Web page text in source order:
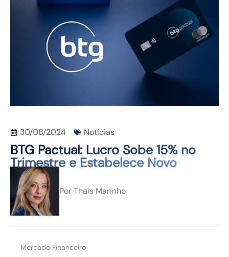
30/08/2024 Notícias
BTG Pactual: Lucro Sobe 15% no
Trimestre e Estabelece Novo
Recorde
PorThaís Marinho
Mercado Financeiro